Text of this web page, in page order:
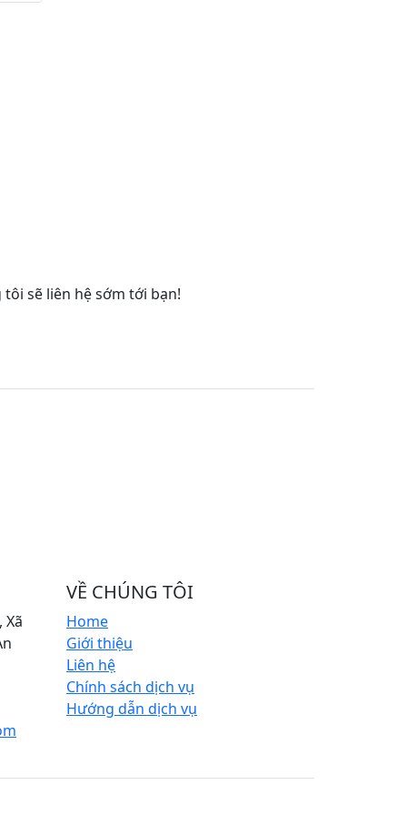
sẽ liên hệ sớm tới bạn!
Xã
VỀ CHÚNG TÔI
Home
Giới thiệu
Liên hệ
Chính sách dịch vụ
Hướng dẫn dịch vụ